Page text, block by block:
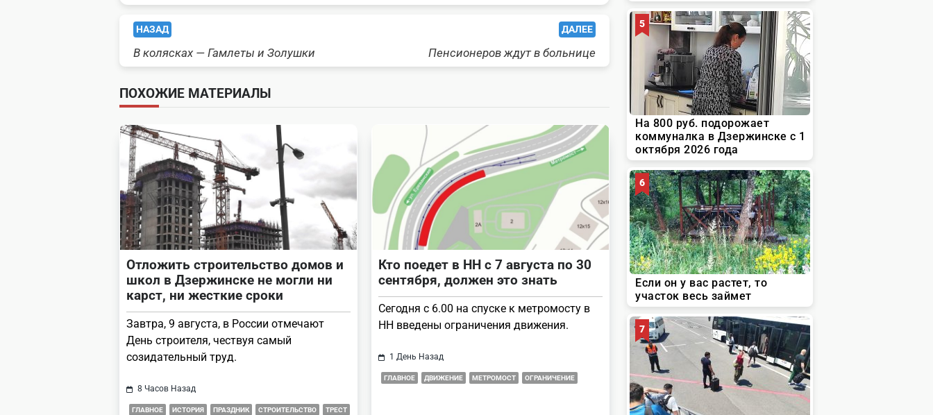
<span
class="nav-
subtitle
screen-
reader-
text">Page</span>
НАЗАД
В колясках — Гамлеты и Золушки
ДАЛЕЕ
Пенсионеров ждут в больнице
ПОХОЖИЕ МАТЕРИАЛЫ
Отложить строительство домов и
школ в Дзержинске не могли ни
карст, ни жесткие сроки
Завтра, 9 августа, в России отмечают
День строителя, чествуя самый
созидательный труд.
8 Часов Назад
ГЛАВНОЕ ИСТОРИЯ ПРАЗДНИК СТРОИТЕЛЬСТВО ТРЕСТ
Кто поедет в НН с 7 августа по 30
сентября, должен это знать
Сегодня с 6.00 на спуске к метромосту в
НН введены ограничения движения.
1 День Назад
ГЛАВНОЕ ДВИЖЕНИЕ МЕТРОМОСТ ОГРАНИЧЕНИЕ